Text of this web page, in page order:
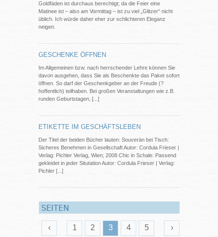
Goldfäden ist durchaus berechtigt; da die Feier eine
Matinee ist – also am Vormittag – ist zu viel „Glitzer“ nicht
üblich. Ich würde daher eher zur schlichteren Eleganz
neigen.
GESCHENKE ÖFFNEN
Im Allgemeinen bzw. nach herrschender Lehre können Sie
davon ausgehen, dass Sie als Beschenkte das Paket sofort
öffnen. So darf der Geschenkgeber an der Freude (?
hoffentlich) teilhaben. Bei großen Veranstaltungen wie z.B.
runden Geburtstagen, [...]
ETIKETTE IM GESCHÄFTSLEBEN
Der Titel der beiden Bücher lauten: Souverän bei Tisch:
Sicheres Benehmen in Gesellschaft Autor: Cordula Frieser |
Verlag: Pichler Verlag, Wien; 2008 Chic in Schale: Passend
gekleidet in jeder Situtation Autor: Cordula Frieser | Verlag:
Pichler [...]
SEITEN
‹ 1 2 3 4 5
›